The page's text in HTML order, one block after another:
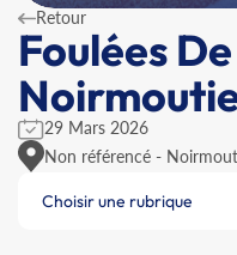
Retour
Foulées
29 Mars 2026
Non référencé -
Choisir une rubrique